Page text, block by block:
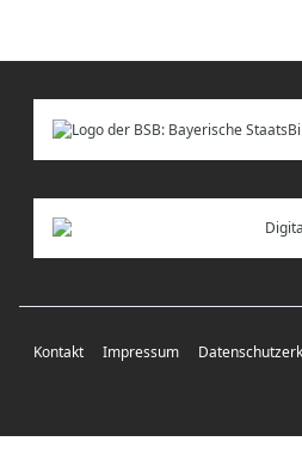
Kontakt Impressum